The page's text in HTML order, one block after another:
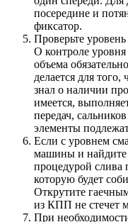
посередине и
фиксатор.
Проверьте
О контроле
объема
делается для того,
знал о наличии
имеется,
передач,
элементы
Если с уровнем
машины и найдите
процедурой слива
которую будет
Открутите
из КПП не стечет
При